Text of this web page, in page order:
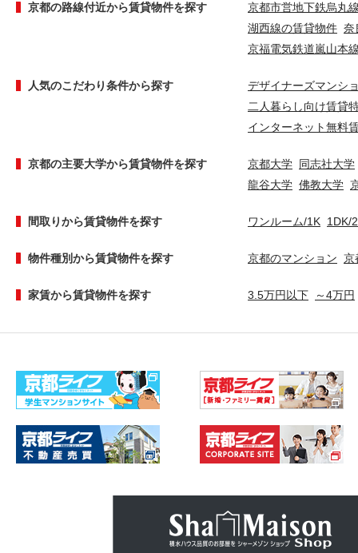
京都の路線付近から賃貸物件を探す
京都市営地下鉄烏丸
湖西線の賃貸物件 奈
京福電気鉄道嵐山本
人気のこだわり条件から探す
デザイナーズマンシ
二人暮らし向け賃貸
インターネット無料
京都の主要大学から賃貸物件を探す 京都大学 同志社大学
龍谷大学 佛教大学
間取りから賃貸物件を探す ワンルーム/1K 1DK/
物件種別から賃貸物件を探す 京都のマンション 京
家賃から賃貸物件を探す 3.5万円以下 ～4万円